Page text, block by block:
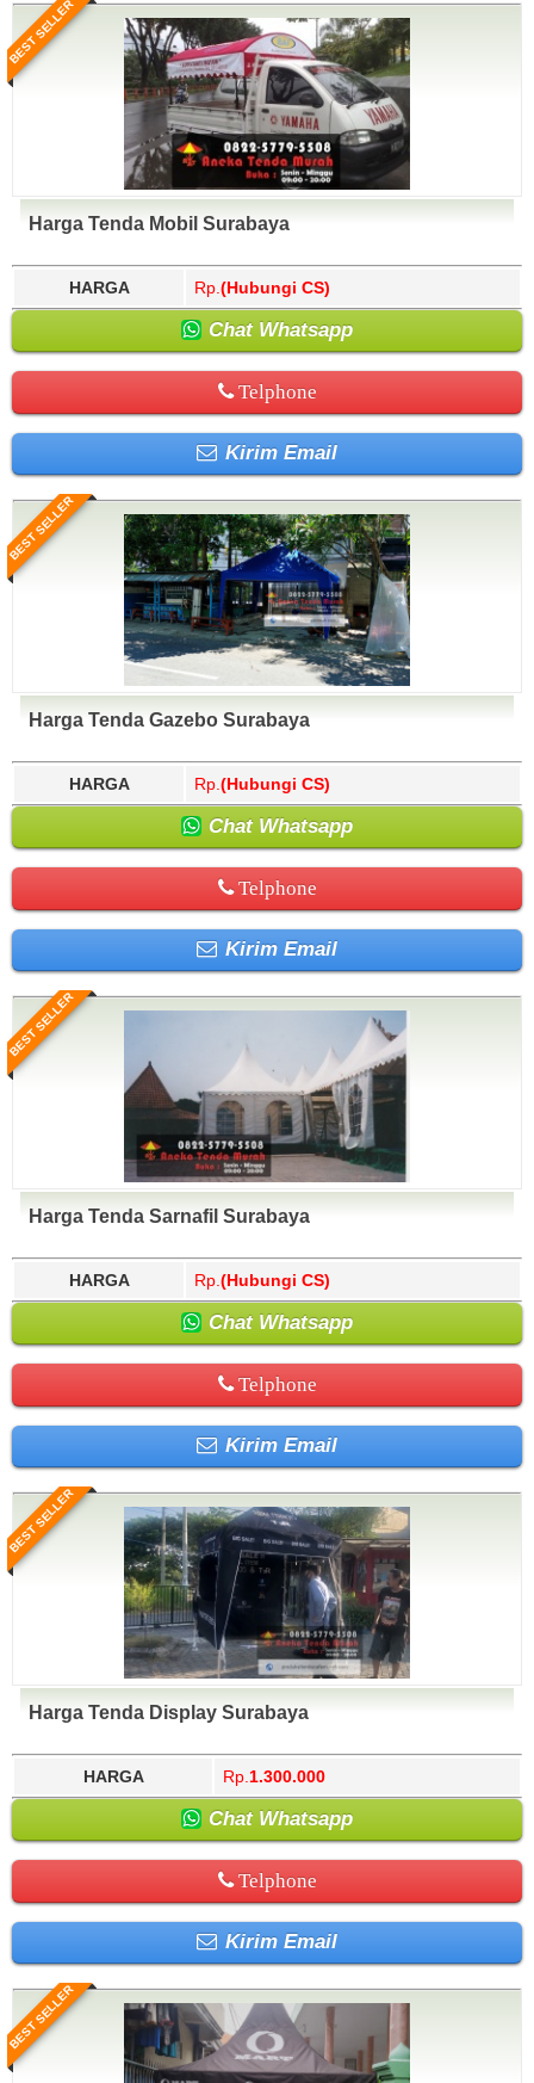
BEST SELLER
Harga Tenda Mobil Surabaya
HARGA Rp. (Hubungi CS)
Chat Whatsapp
Telphone
Kirim Email
BEST SELLER
Harga Tenda Gazebo Surabaya
HARGA Rp. (Hubungi CS)
Chat Whatsapp
Telphone
Kirim Email
BEST SELLER
Harga Tenda Sarnafil Surabaya
HARGA Rp. (Hubungi CS)
Chat Whatsapp
Telphone
Kirim Email
BEST SELLER
Harga Tenda Display Surabaya
HARGA Rp. 1.300.000
Chat Whatsapp
Telphone
Kirim Email
BEST SELLER